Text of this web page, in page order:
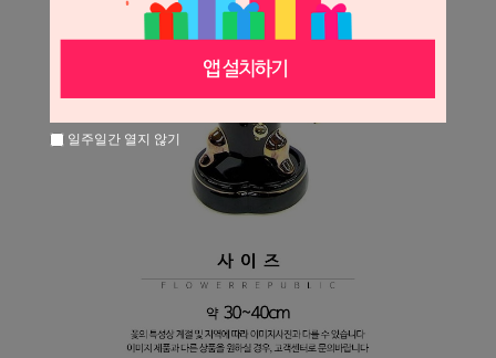
일주일간 열지 않기